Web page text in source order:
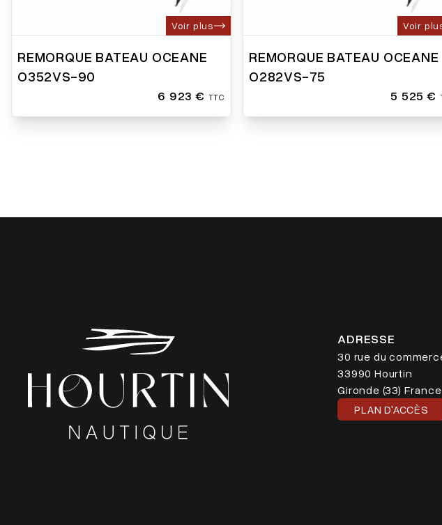
Voir plus
REMORQUE BATEAU OCEANE
O352VS-90
6 923 € TTC
Voir
REMORQUE BATEAU OCEANE
O282VS-75
5 525 €
ADRESSE
30 rue du
33990 Hourtin
Gironde (33) France
PLAN D'ACCÈS